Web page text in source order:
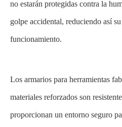
no estarán protegidas contra la
golpe accidental, reduciendo así
funcionamiento.
Los armarios para herramientas
materiales reforzados son
proporcionan un entorno seguro